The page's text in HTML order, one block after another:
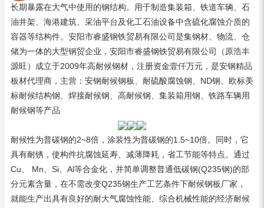
长期暴露在大气中使用的钢结构。用于制造集装箱、铁道车辆、石
油井架、海港建筑、采油平台及化工石油设备中含硫化腐蚀介质的
容器等结构件。安阳市睿盛钢铁贸易有限公司是集钢材、物流、仓
储为一体的大型钢贸企业，安阳市睿盛钢铁贸易有限公司（原浩丰
源旺）成立于2009年高耐候钢材 ，注册资金壹仟万元，是安钢精品
板材代理商，主营：安钢耐候钢板
、耐硫酸腐蚀钢、ND钢、欧标美
标耐候结构钢、 焊接耐候钢 、高耐候钢、集装箱用钢、铁路车辆用
耐候钢等产品
耐候性为普碳钢的2~8倍，涂装性为普碳钢的1.5~10倍。同时，它
具有耐锈，使构件抗腐蚀延寿、减薄降耗，省工节能等特点。通过
Cu、 Mn、Si、Al等合金化，并简单调整普通低碳钢(Q235钢)的部
分元素含量，在不需改变Q235钢生产工艺条件下耐候钢板厂家 ，
就能生产出具有良好的耐大气腐蚀性能、综合机械性能的经济耐候